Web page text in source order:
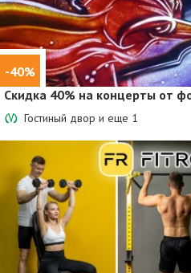
-40%
Скидка 40% на концерты от
Гостиный двор и еще 1